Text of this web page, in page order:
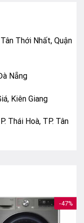
chu kì giặt theo
áo quần giữ
Thới Nhất, Quận
Nẵng
Kiên Giang
Thái Hoà, TP. Tân
-47%